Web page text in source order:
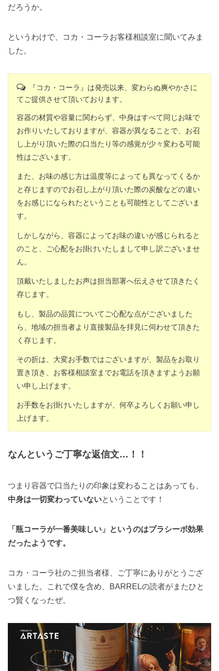
だろうか。
というわけで、コカ・コーラお客様相談室に聞いてみま
した。
『コカ・ コーラ 』は発売以来、 変わらぬ爽やかさに
てご提供させて頂いております。
容器の材質や容量に関わらず、中身はすべて同じお味で
お作りいたしておりますが、容器が異なることで、お召
し上がり頂いた際の口当たり等の感覚が少々変わる可能
性はございます。
また、 お味の感じ方は温度等によっても異なってくるか
と存じますのでお召し上がり頂いた際の炭酸などの違い
をお感じになられたという ことも可能性としてございま
す。
しかしながら、容器によってお味の違いが感じられると
のこと、ご心配をお掛けいたしまして申し訳ございませ
ん。
頂戴いたしましたお声は担当部署へ伝えさせて頂きたく
存じます。
もし、製品の品質についてご心配な点がございました
ら、地域の担当者より直接製品を拝見に伺わせて頂きた
く存じます。
その折は、大変お手数ではございますが、製品をお取り
置き頂き、お客様相談室までお電話を頂きますようお願
い申し上げます。
お手数をお掛けいたしますが、何卒よろしくお願い申し
上げます。
なんというご丁寧な返信文…！！
つまり容器で口当たりの印象は変わることはあっても、
中身は一切変わっていないということです！
「瓶コーラが一番美味しい」というのはプラシーボ効果
だったようです。
コカ・コーラ社のご担当者様、ご丁寧にありがとうござ
いました。これで僕を含め、BARRELの読者がまたひと
つ賢くなったぜ。